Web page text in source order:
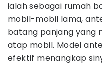
ialah sebagai rumah
mobil-mobil lama,
batang panjang yang
atap mobil. Model
efektif menangkap